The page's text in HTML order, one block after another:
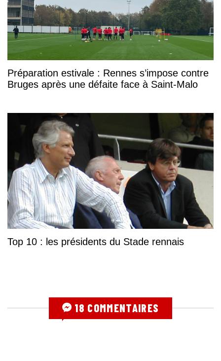
Préparation estivale : Rennes s’impose contre
Bruges après une défaite face à Saint-Malo
Top 10 : les présidents du Stade rennais
18 COMMENTAIRES